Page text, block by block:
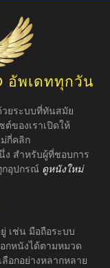
อัพเดททุกวัน
ยระบบที่ทันสมัย
ของเราเปิดให้
กี่คลิก
ง สำหรับผู้ที่ชอบการ
กอุปกรณ์ ดูหนังใหม่
เช่น มือถือระบบ
กหนังได้ตามหมวด
ลือกอย่างหลากหลาย